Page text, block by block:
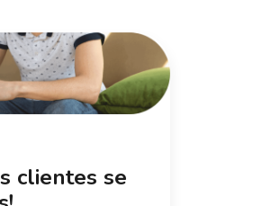
clientes se